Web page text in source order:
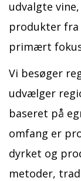
udvalgte
produkter fra
primært
Vi besøger
udvælger
baseret på
omfang er
dyrket og
metoder,